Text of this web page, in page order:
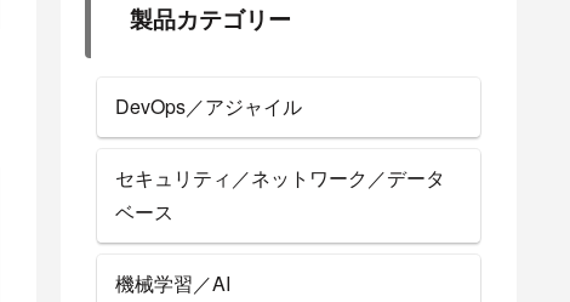
製品カテゴリー
DevOps／アジャイル
セキュリティ／ネットワーク／データ
ベース
機械学習／AI